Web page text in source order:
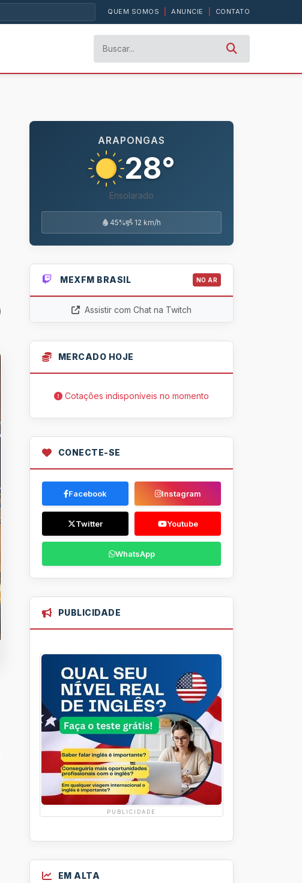
QUEM SOMOS ANUNCIE CONTATO
ARAPONGAS
28°
Ensolarado
45% 12 km/h
MEXFM BRASIL NO AR
Assistir com Chat na Twitch
MERCADO HOJE
Cotações indisponíveis no momento
CONECTE-SE
Facebook Instagram
Twitter Youtube
WhatsApp
PUBLICIDADE
PUBLICIDADE
EM ALTA